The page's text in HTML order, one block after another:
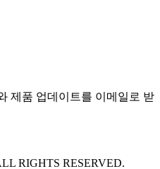
제품 업데이트를 이메일로 받
RIGHTS RESERVED.